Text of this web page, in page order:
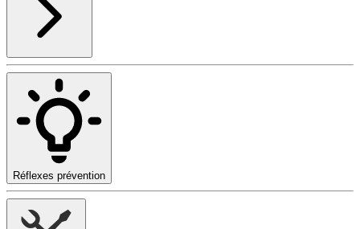
Réflexes prévention